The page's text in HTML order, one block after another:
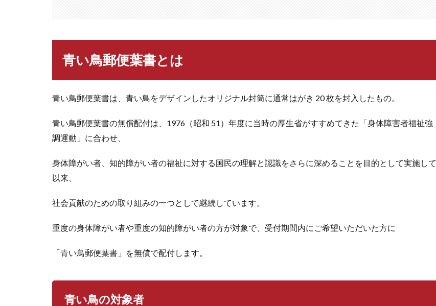
青い鳥郵便葉書とは
青い鳥郵便葉書は、青い鳥をデザインしたオリジナル封筒に通常はがき 20 枚を封入したもの。
青い鳥郵便葉書の無償配付は、1976（昭和 51）年度に当時の厚生省がすすめてきた「身体障害者福祉強
調運動」に合わせ、
身体障がい者、知的障がい者の福祉に対する国民の理解と認識をさらに深めることを目的として実施して
以来、
社会貢献のための取り組みの一つとして継続しています。
重度の身体障がい者や重度の知的障がい者の方が対象で、受付期間内にご希望いただいた方に
「青い鳥郵便葉書」を無償で配付します。
青い鳥の対象者